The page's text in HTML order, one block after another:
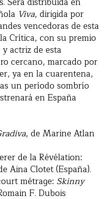
Viva, dirigida por
vencedoras de esta
Crítica, con su premio
actriz de esta
cercano, marcado por
ya en la cuarentena,
un período sombrío
en España
, de Marine Atlan
de la Révélation:
Aina Clotet (España).
métrage: Skinny
F. Dubois